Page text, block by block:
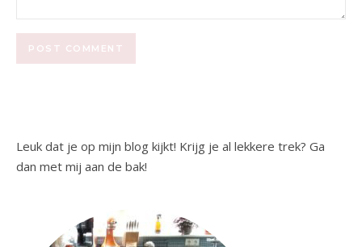
Leuk dat je op mijn blog kijkt! Krijg je al lekkere trek? Ga
dan met mij aan de bak!